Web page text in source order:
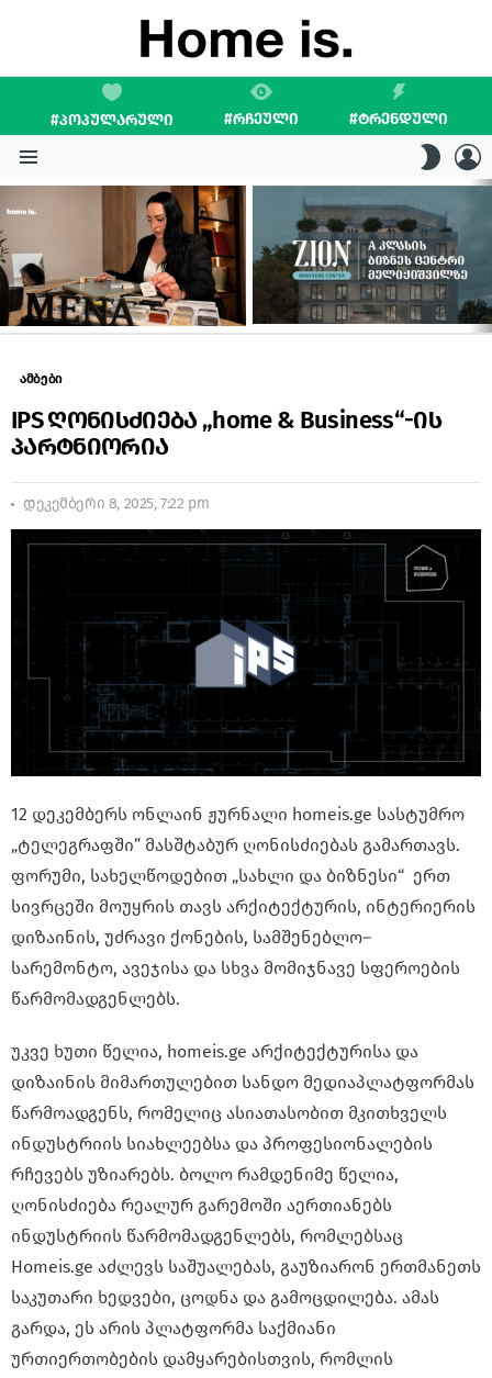
#ᲞᲝᲞᲣᲚᲐᲠᲣᲚᲘ #ᲠᲩᲔᲣᲚᲘ #ᲢᲠᲔᲜᲓᲣᲚᲘ
SKIN
STORIES
ამბები
IPS ღონისძიება „home & Business“-ის
პარტნიორია
დეკემბერი 8, 2025, 7:22 pm
12 დეკემბერს ონლაინ ჟურნალი homeis.ge სასტუმრო
„ტელეგრაფში” მასშტაბურ ღონისძიებას გამართავს.
ფორუმი, სახელწოდებით „სახლი და ბიზნესი“ ერთ
სივრცეში მოუყრის თავს არქიტექტურის, ინტერიერის
დიზაინის, უძრავი ქონების, სამშენებლო–
სარემონტო, ავეჯისა და სხვა მომიჯნავე სფეროების
წარმომადგენლებს.
უკვე ხუთი წელია, homeis.ge არქიტექტურისა და
დიზაინის მიმართულებით სანდო მედიაპლატფორმას
წარმოადგენს, რომელიც ასიათასობით მკითხველს
ინდუსტრიის სიახლეებსა და პროფესიონალების
რჩევებს უზიარებს. ბოლო რამდენიმე წელია,
ღონისძიება რეალურ გარემოში აერთიანებს
ინდუსტრიის წარმომადგენლებს, რომლებსაც
Homeis.ge აძლევს საშუალებას, გაუზიარონ ერთმანეთს
საკუთარი ხედვები, ცოდნა და გამოცდილება. ამას
გარდა, ეს არის პლატფორმა საქმიანი
ურთიერთობების დამყარებისთვის, რომლის